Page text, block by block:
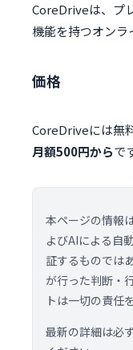
CoreDriveは、プ
機能を持つオンラ
価格
CoreDriveには無
月額500円からで
本ページの情報
よびAIによる自
証するものでは
が行った判断・
トは一切の責任
最新の詳細は必